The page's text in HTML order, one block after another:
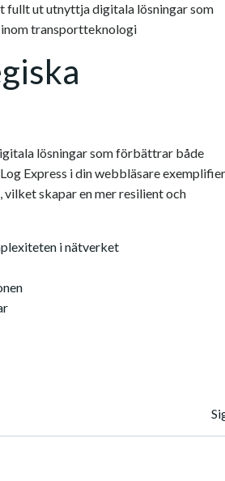
fullt ut utnyttja digitala lösningar som
inom transportteknologi
lösningar som förbättrar både
Express i din webbläsare
skapar en mer resilient och
i nätverket